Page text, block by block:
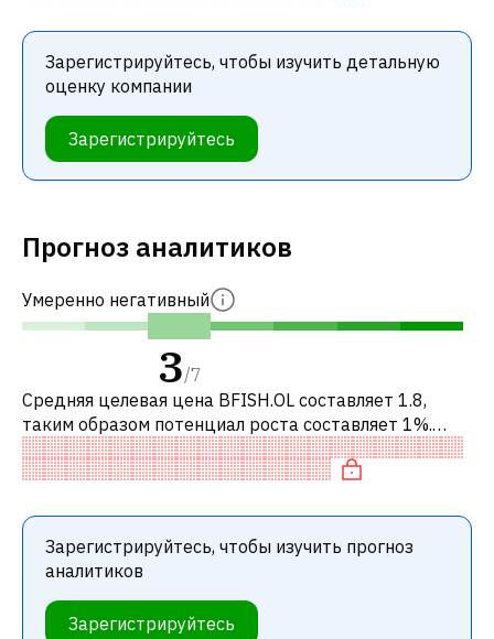
Зарегистрируйтесь, чтобы изучить детальную
оценку компании
Зарегистрируйтесь
Прогноз аналитиков
Умеренно негативный
3/7
Средняя целевая цена BFISH.OL составляет 1.8,
таким образом потенциал роста составляет 1%.
Обычно это означает рекомендацию «ДЕРЖАТЬ»
среди инвестиционных компаний. Эта н
Зарегистрируйтесь, чтобы изучить прогноз
аналитиков
Зарегистрируйтесь